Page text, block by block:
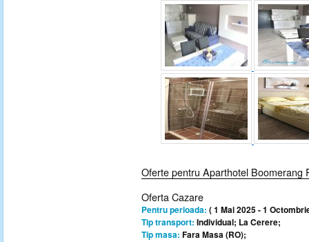
Oferte pentru Aparthotel Boomerang
Oferta Cazare
Pentru perioada: ( 1 Mai 2025 - 1
Tip transport: Individual; La Cerere;
Tip masa: Fara Masa (RO);